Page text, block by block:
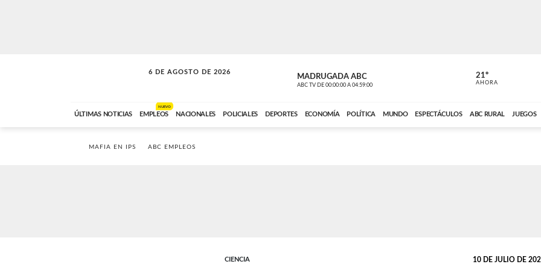
6 DE AGOSTO DE 2026
SOLO MÚSICA MADRUGADA ABC
ABC TV DE 00:00:00 A 04:59:00 ABC CARDINAL
21º
AHORA
ÚLTIMAS NOTICIAS EMPLEOS
NUEVO
NACIONALES POLICIALES DEPORTES ECONOMÍA POLÍTICA MUNDO ESPECTÁCULOS ABC RURAL JUEGOS
MAFIA EN IPS ABC EMPLEOS
CIENCIA 10 DE JULIO DE